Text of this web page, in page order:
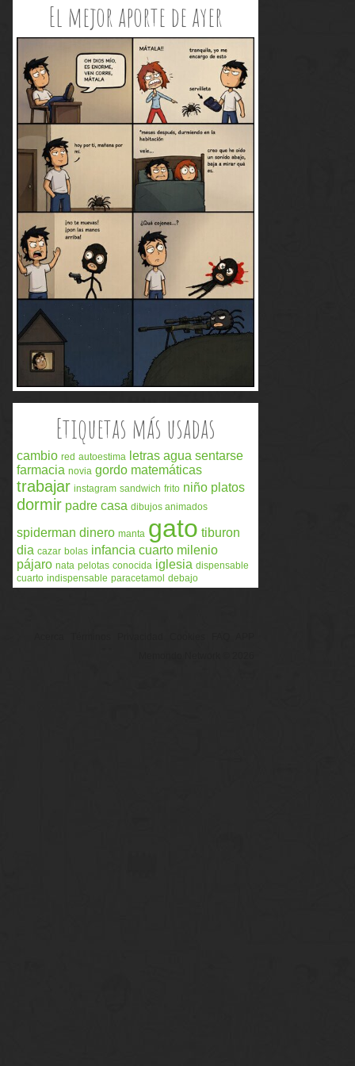
El mejor aporte de ayer
Etiquetas más usadas
cambio red autoestima letras agua sentarse
farmacia novia gordo matemáticas
trabajar instagram sandwich frito niño platos
dormir padre casa dibujos animados
spiderman dinero manta gato tiburon
dia cazar bolas infancia cuarto milenio
pájaro nata pelotas conocida iglesia dispensable
cuarto indispensable paracetamol debajo